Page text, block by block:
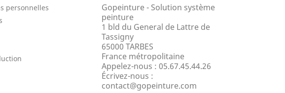
personnelles
Gopeinture - Solution système
peinture
1 bld du General de Lattre de
Tassigny
65000 TARBES
France métropolitaine
Appelez-nous : 05.67.45.44.26
Écrivez-nous :
contact@gopeinture.com